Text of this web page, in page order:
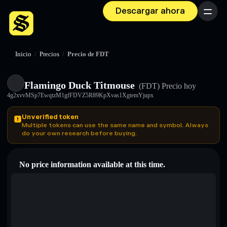
Descargar ahora Menú
Inicio / Precios / Precio de FDT
Flamingo Duck Titmouse (FDT) Precio hoy
4g2xvvMSp7EwqtzM1gfFDVZ5R89KpXvas1XgtemYjupx
Unverified token
Multiple tokens can use the same name and symbol. Always
do your own research before buying.
No price information available at this time.